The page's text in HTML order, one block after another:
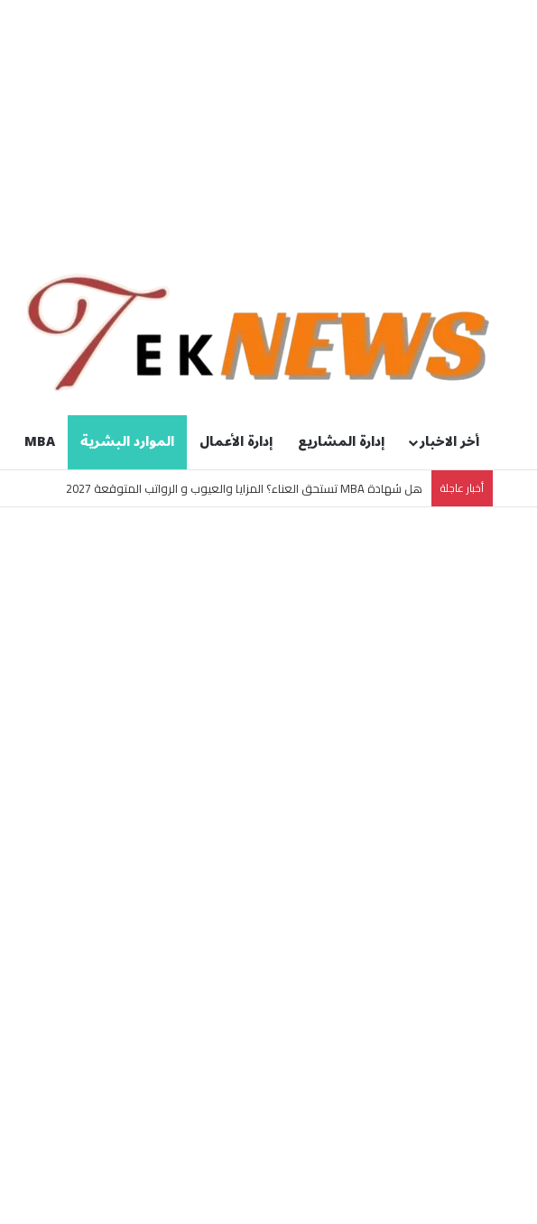
أخر الاخبار إدارة المشاريع إدارة الأعمال الموارد البشرية MBA
أخبار عاجلة كيفية التعامل مع التأخيرات في المشروع بدون خسائر